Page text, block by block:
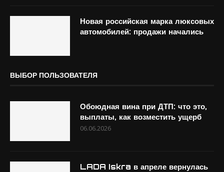
Новая российская марка люксовых
автомобилей: продажи начались
ВЫБОР ПОЛЬЗОВАТЕЛЯ
Обоюдная вина при ДТП: что это,
выплаты, как возместить ущерб
06.06.2026
LADA Iskra в апреле вернулась